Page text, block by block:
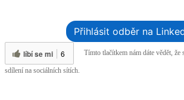
Přihlásit odběr na
líbí se mi 6 Tímto tlačítkem nám dáte vědět,
sdílení na sociálních sítích.